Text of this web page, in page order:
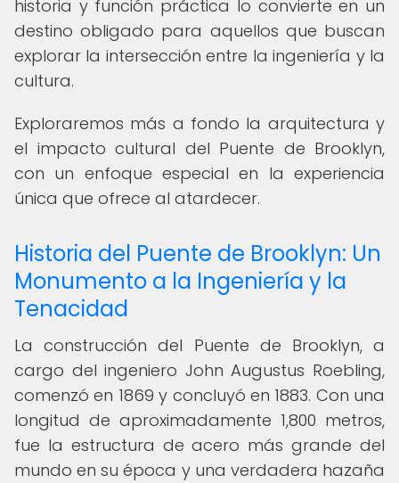
historia y función práctica lo convierte en un
destino obligado para aquellos que buscan
explorar la intersección entre la ingeniería y la
cultura.
Exploraremos más a fondo la arquitectura y
el impacto cultural del Puente de Brooklyn,
con un enfoque especial en la experiencia
única que ofrece al atardecer.
Historia del Puente de Brooklyn: Un
Monumento a la Ingeniería y la
Tenacidad
La construcción del Puente de Brooklyn, a
cargo del ingeniero John Augustus Roebling,
comenzó en 1869 y concluyó en 1883. Con una
longitud de aproximadamente 1,800 metros,
fue la estructura de acero más grande del
mundo en su época y una verdadera hazaña